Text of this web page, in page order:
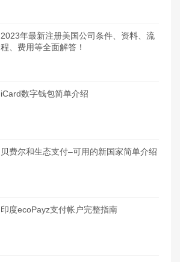
2023年最新注册美国公司条件、资料、流
程、费用等全面解答！
iCard数字钱包简单介绍
贝费尔和生态支付–可用的新国家简单介绍
印度ecoPayz支付帐户完整指南